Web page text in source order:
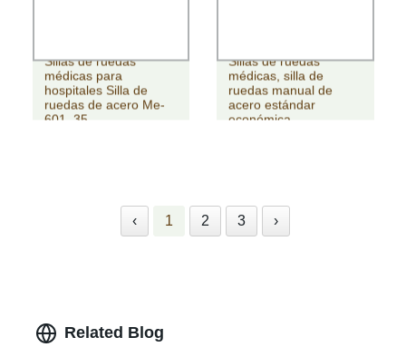
Sillas de ruedas
médicas para
hospitales Silla de
ruedas de acero Me-
601_35
Sillas de ruedas
médicas, silla de
ruedas manual de
acero estándar
económica
‹ 1 2 3 ›
Related Blog